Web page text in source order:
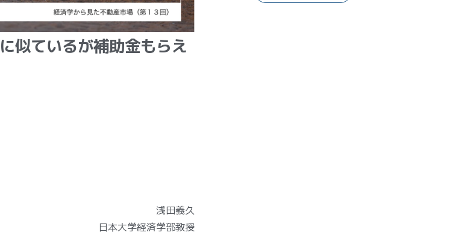
似ているが補助金もらえ
浅田義久
日本大学経済学部教授